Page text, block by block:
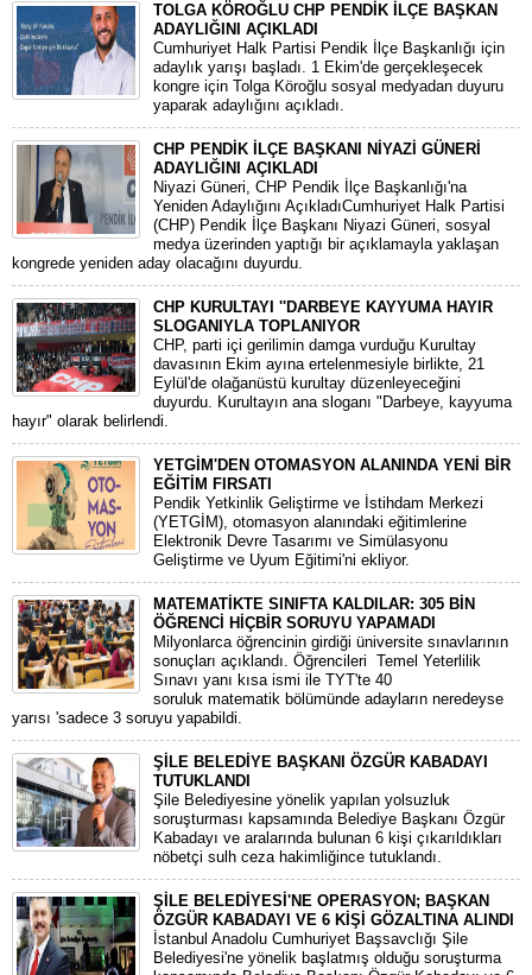
TOLGA KÖROĞLU CHP PENDİK İLÇE BAŞKAN
ADAYLIĞINI AÇIKLADI
Cumhuriyet Halk Partisi Pendik İlçe Başkanlığı için
adaylık yarışı başladı. 1 Ekim'de gerçekleşecek
kongre için Tolga Köroğlu sosyal medyadan duyuru
yaparak adaylığını açıkladı.
CHP PENDİK İLÇE BAŞKANI NİYAZİ GÜNERİ
ADAYLIĞINI AÇIKLADI
Niyazi Güneri, CHP Pendik İlçe Başkanlığı'na
Yeniden Adaylığını AçıkladıCumhuriyet Halk Partisi
(CHP) Pendik İlçe Başkanı Niyazi Güneri, sosyal
medya üzerinden yaptığı bir açıklamayla yaklaşan
kongrede yeniden aday olacağını duyurdu.
CHP KURULTAYI ''DARBEYE KAYYUMA HAYIR
SLOGANIYLA TOPLANIYOR
CHP, parti içi gerilimin damga vurduğu Kurultay
davasının Ekim ayına ertelenmesiyle birlikte, 21
Eylül'de olağanüstü kurultay düzenleyeceğini
duyurdu. Kurultayın ana sloganı "Darbeye, kayyuma
hayır" olarak belirlendi.
YETGİM'DEN OTOMASYON ALANINDA YENİ BİR
EĞİTİM FIRSATI
Pendik Yetkinlik Geliştirme ve İstihdam Merkezi
(YETGİM), otomasyon alanındaki eğitimlerine
Elektronik Devre Tasarımı ve Simülasyonu
Geliştirme ve Uyum Eğitimi'ni ekliyor.
MATEMATİKTE SINIFTA KALDILAR: 305 BİN
ÖĞRENCİ HİÇBİR SORUYU YAPAMADI
Milyonlarca öğrencinin girdiği üniversite sınavlarının
sonuçları açıklandı. Öğrencileri Temel Yeterlilik
Sınavı yanı kısa ismi ile TYT'te 40
soruluk matematik bölümünde adayların neredeyse
yarısı 'sadece 3 soruyu yapabildi.
ŞİLE BELEDİYE BAŞKANI ÖZGÜR KABADAYI
TUTUKLANDI
Şile Belediyesine yönelik yapılan yolsuzluk
soruşturması kapsamında Belediye Başkanı Özgür
Kabadayı ve aralarında bulunan 6 kişi çıkarıldıkları
nöbetçi sulh ceza hakimliğince tutuklandı.
ŞİLE BELEDİYESİ'NE OPERASYON; BAŞKAN
ÖZGÜR KABADAYI VE 6 KİŞİ GÖZALTINA ALINDI
İstanbul Anadolu Cumhuriyet Başsavclığı Şile
Belediyesi'ne yönelik başlatmış olduğu soruşturma